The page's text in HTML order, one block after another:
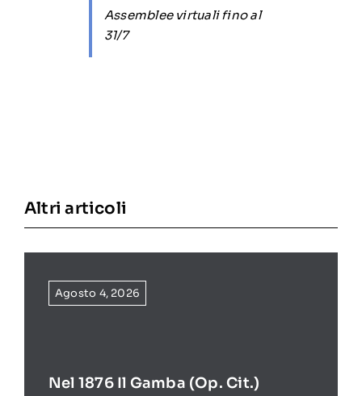
Assemblee virtuali fino al
31/7
Altri articoli
Agosto 4, 2026
Nel 1876 Il Gamba (op. Cit.)